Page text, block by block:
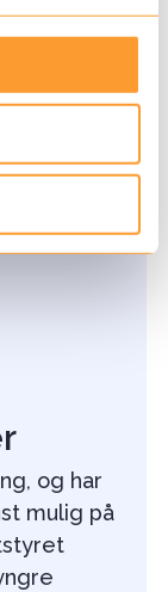
og har
mulig på